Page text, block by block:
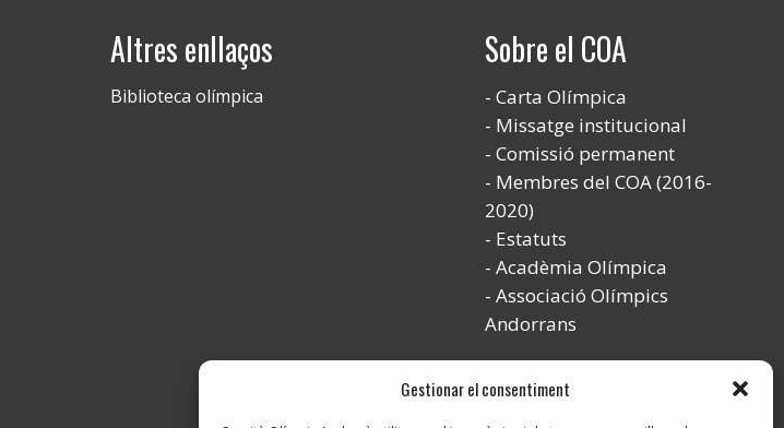
Gestionar el consentiment
Altres enllaços
Biblioteca olímpica
Sobre el COA
Carta Olímpica
Missatge institucional
Comissió permanent
Membres del COA (2016-
2020)
Estatuts
Acadèmia Olímpica
Associació Olímpics
Andorrans